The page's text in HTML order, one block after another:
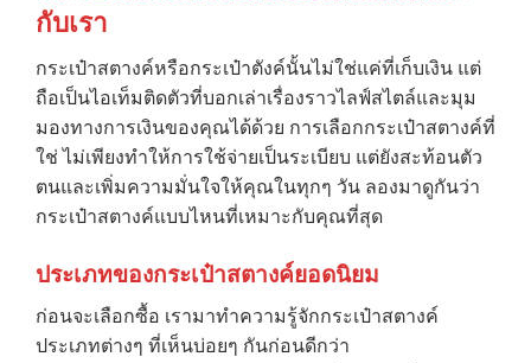
กับเรา
กระเป๋าสตางค์หรือกระเป๋าตังค์นั้นไม่ใช่แค่ที่เก็บเงิน แต่
ถือเป็นไอเท็มติดตัวที่บอกเล่าเรื่องราวไลฟ์สไตล์และมุม
มองทางการเงินของคุณได้ด้วย การเลือกกระเป๋าสตางค์ที่
ใช่ ไม่เพียงทำให้การใช้จ่ายเป็นระเบียบ แต่ยังสะท้อนตัว
ตนและเพิ่มความมั่นใจให้คุณในทุกๆ วัน ลองมาดูกันว่า
กระเป๋าสตางค์แบบไหนที่เหมาะกับคุณที่สุด
ประเภทของกระเป๋าสตางค์ยอดนิยม
ก่อนจะเลือกซื้อ เรามาทำความรู้จักกระเป๋าสตางค์
ประเภทต่างๆ ที่เห็นบ่อยๆ กันก่อนดีกว่า